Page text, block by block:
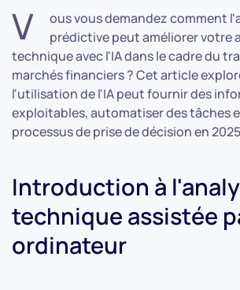
V
ous vous demandez comment
prédictive peut améliorer votre
technique avec l'IA dans le cadre du
marchés financiers ? Cet article
l'utilisation de l'IA peut fournir des
exploitables, automatiser des tâches
processus de prise de décision en
Introduction à
technique assistée
ordinateur